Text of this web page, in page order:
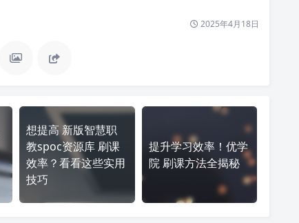
2025年4月18日
想提高 新版智慧职
教spoc资源库 刷课
效率？看看这些实用
技巧
提升学习效率！优学
院 刷课方法全揭秘